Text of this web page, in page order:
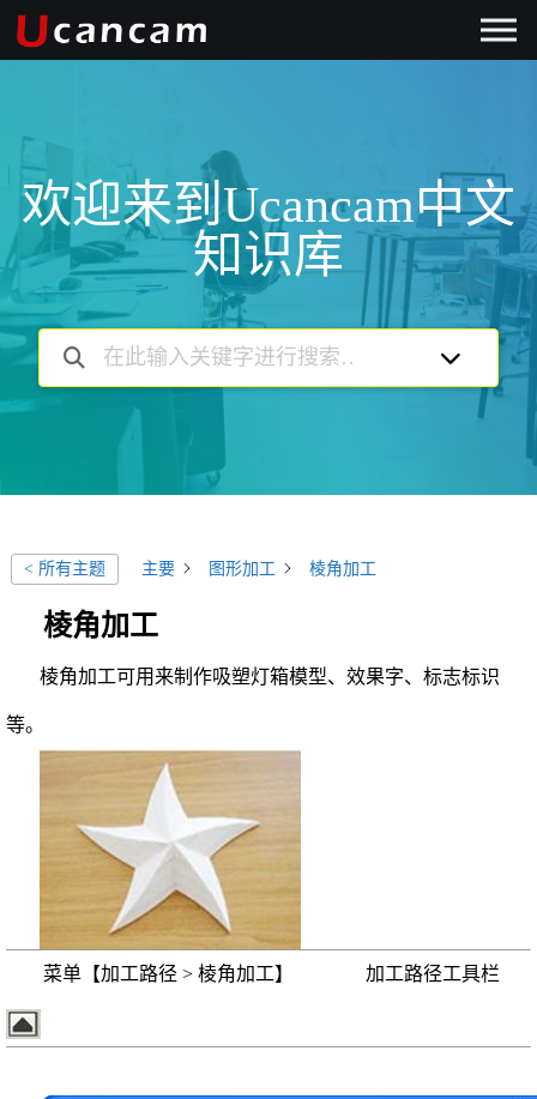
欢迎来到Ucancam中文
知识库
< 所有主题 主要 图形加工 棱角加工
棱角加工
棱角加工可用来制作吸塑灯箱模型、效果字、标志标识
等。
菜单【加工路径 > 棱角加工】 加工路径工具栏